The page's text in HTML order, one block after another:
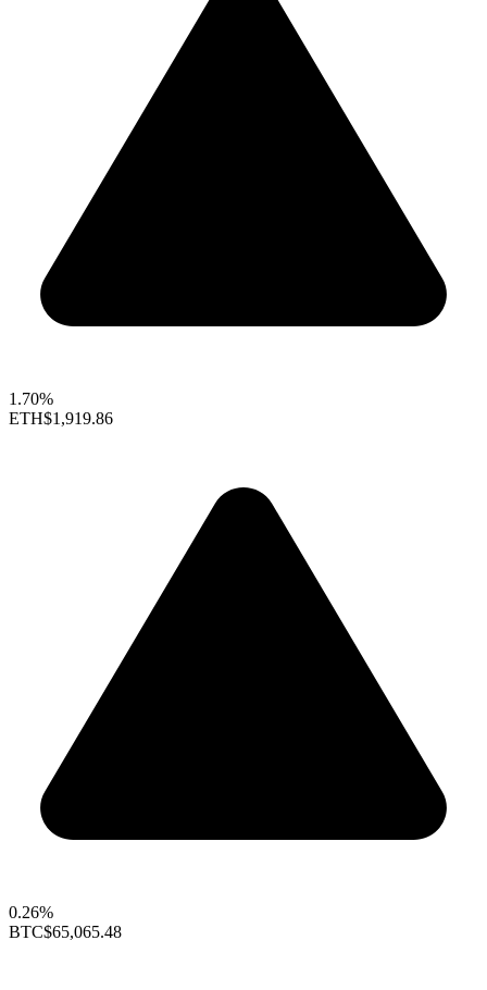
1.70%
ETH$1,919.86
0.26%
BTC$65,065.48